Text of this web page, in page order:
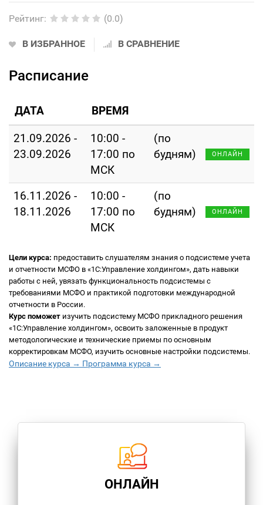
Рейтинг: (0.0)
В ИЗБРАННОЕ В СРАВНЕНИЕ
Расписание
ДАТА ВРЕМЯ
21.09.2026 -
23.09.2026
10:00 -
17:00 по
МСК
(по
будням)
ОНЛАЙН
16.11.2026 -
18.11.2026
10:00 -
17:00 по
МСК
(по
будням)
ОНЛАЙН
Цели курса: предоставить слушателям знания о подсистеме учета
и отчетности МСФО в «1С:Управление холдингом», дать навыки
работы с ней, увязать функциональность подсистемы с
требованиями МСФО и практикой подготовки международной
отчетности в России.
Курс поможет изучить подсистему МСФО прикладного решения
«1С:Управление холдингом», освоить заложенные в продукт
методологические и технические приемы по основным
корректировкам МСФО, изучить основные настройки подсистемы.
Описание курса → Программа курса →
ОНЛАЙН